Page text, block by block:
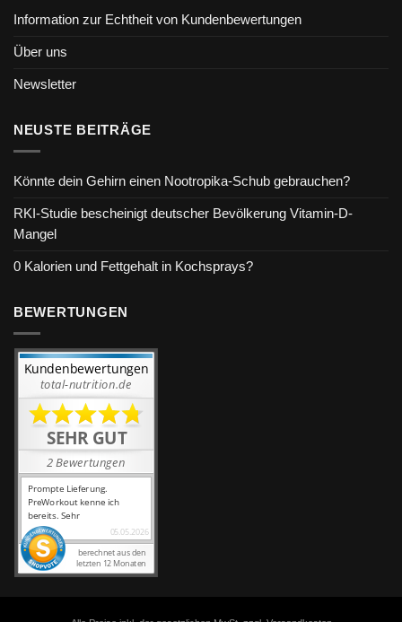
Information zur Echtheit von Kundenbewertungen
Über uns
Newsletter
NEUSTE BEITRÄGE
Könnte dein Gehirn einen Nootropika-Schub gebrauchen?
RKI-Studie bescheinigt deutscher Bevölkerung Vitamin-D-
Mangel
0 Kalorien und Fettgehalt in Kochsprays?
BEWERTUNGEN